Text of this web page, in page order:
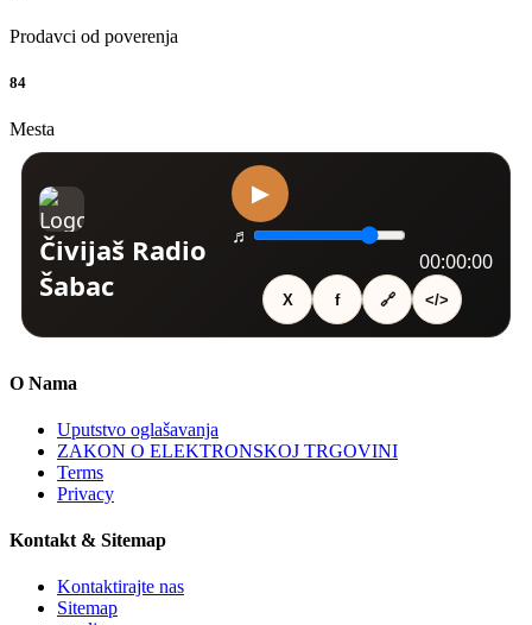
Prodavci od poverenja
84
Mesta
O Nama
Uputstvo oglašavanja
ZAKON O ELEKTRONSKOJ TRGOVINI
Terms
Privacy
Kontakt & Sitemap
Kontaktirajte nas
Sitemap